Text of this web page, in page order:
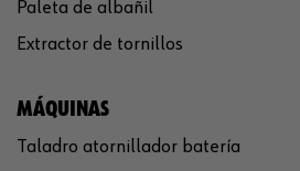
Paleta de albañil
Extractor de tornillos
MÁQUINAS
Taladro atornillador batería